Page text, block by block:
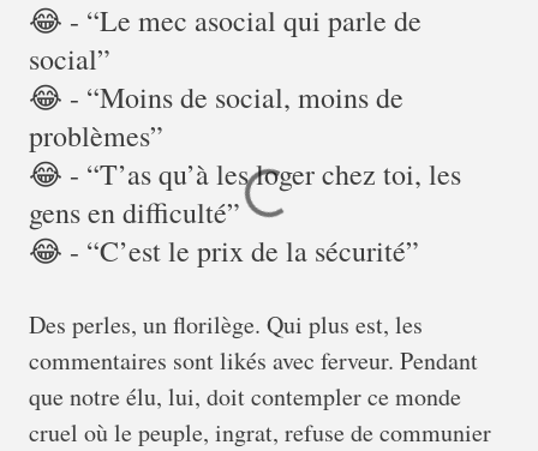
😂 - “Le mec asocial qui parle de
social”
😂 - “Moins de social, moins de
problèmes”
😂 - “T’as qu’à les loger chez toi, les
gens en difficulté”
😂 - “C’est le prix de la sécurité”
Des perles, un florilège. Qui plus est, les
commentaires sont likés avec ferveur. Pendant
que notre élu, lui, doit contempler ce monde
cruel où le peuple, ingrat, refuse de communier